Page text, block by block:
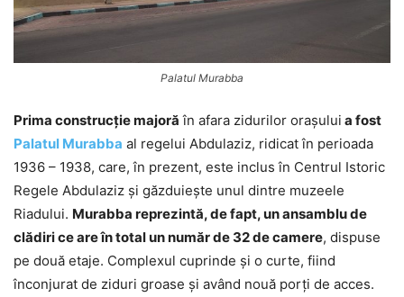
Palatul Murabba
Prima construcţie majoră în afara zidurilor oraşului a fost
Palatul Murabba al regelui Abdulaziz, ridicat în perioada
1936 – 1938, care, în prezent, este inclus în Centrul Istoric
Regele Abdulaziz şi găzduieşte unul dintre muzeele
Riadului. Murabba reprezintă, de fapt, un ansamblu de
clădiri ce are în total un număr de 32 de camere, dispuse
pe două etaje. Complexul cuprinde şi o curte, fiind
înconjurat de ziduri groase şi având nouă porţi de acces.